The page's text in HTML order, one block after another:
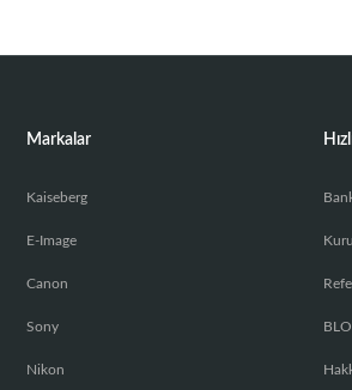
Markalar
Kaiseberg
E-Image
Canon
Sony
Nikon